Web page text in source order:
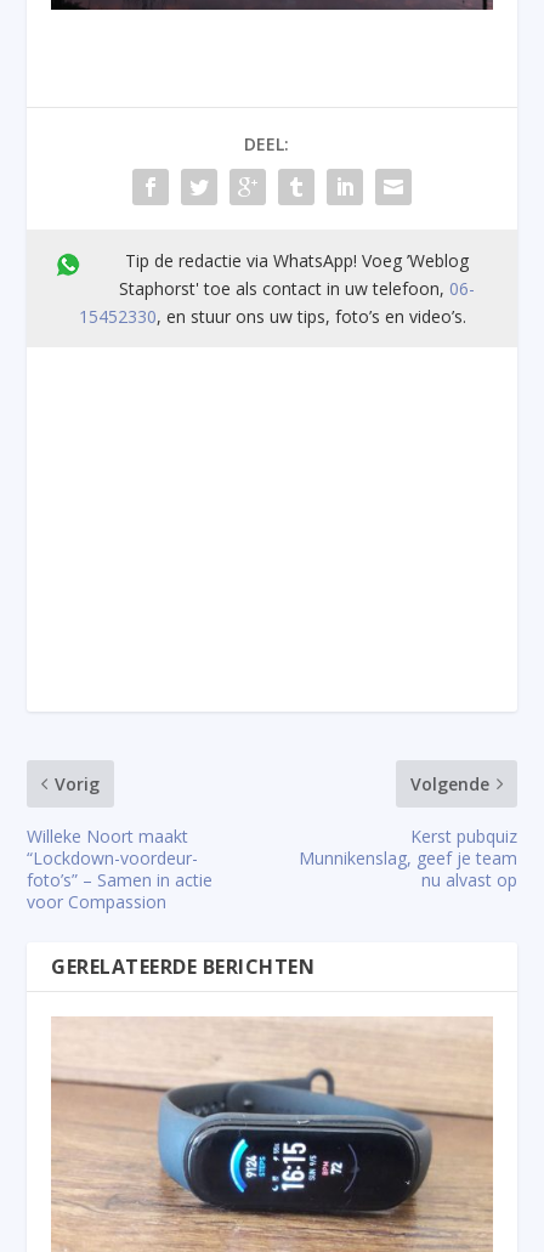
DEEL:
Tip de redactie via WhatsApp! Voeg ’Weblog
Staphorst' toe als contact in uw telefoon, 06-
15452330, en stuur ons uw tips, foto’s en video’s.
Vorig
Willeke Noort maakt
“Lockdown-voordeur-
foto’s” – Samen in actie
voor Compassion
Volgende
Kerst pubquiz
Munnikenslag, geef je team
nu alvast op
GERELATEERDE BERICHTEN